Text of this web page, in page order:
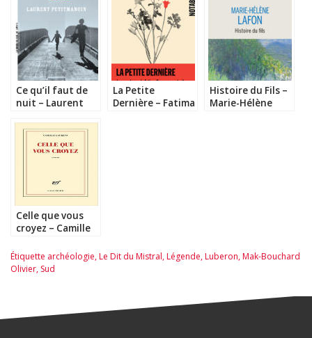
Ce qu’il faut de
nuit – Laurent
La Petite
Dernière – Fatima
Histoire du Fils –
Marie-Hélène
Celle que vous
croyez – Camille
Étiquette archéologie,Le Dit du Mistral,Légende,Luberon,Mak-Bouchard
Olivier, Sud